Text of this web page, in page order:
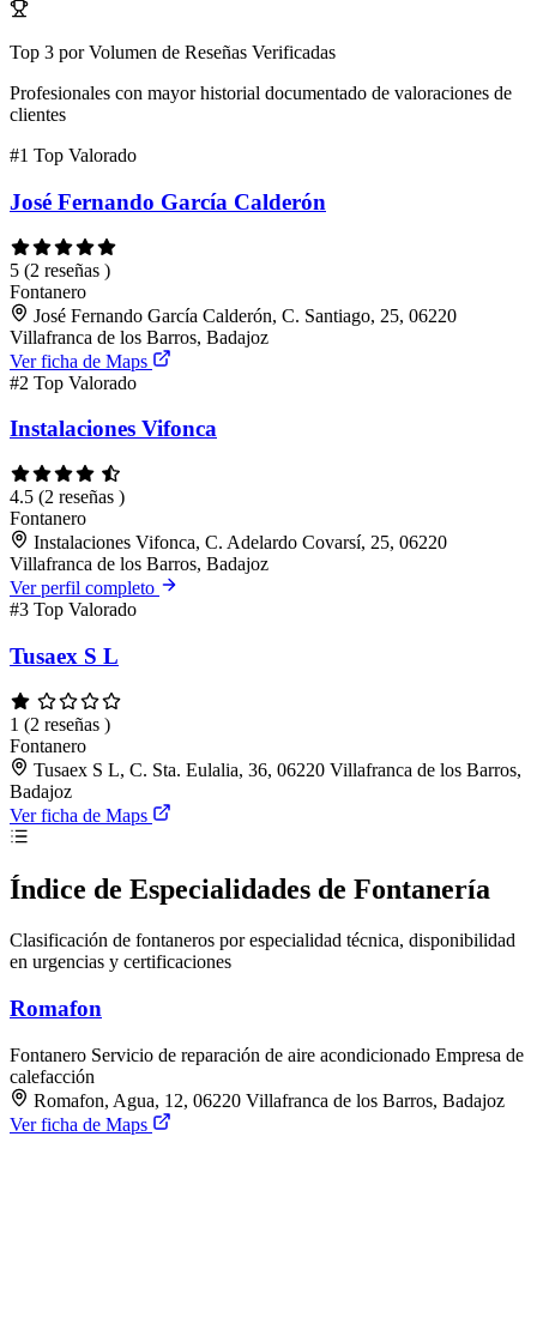
Top 3 por Volumen de Reseñas Verificadas
Profesionales con mayor historial documentado de valoraciones de
clientes
#1 Top Valorado
José Fernando García Calderón
5 (2 reseñas )
Fontanero
José Fernando García Calderón, C. Santiago, 25, 06220
Villafranca de los Barros, Badajoz
Ver ficha de Maps
#2 Top Valorado
Instalaciones Vifonca
4.5 (2 reseñas )
Fontanero
Instalaciones Vifonca, C. Adelardo Covarsí, 25, 06220
Villafranca de los Barros, Badajoz
Ver perfil completo
#3 Top Valorado
Tusaex S L
1 (2 reseñas )
Fontanero
Tusaex S L, C. Sta. Eulalia, 36, 06220 Villafranca de los Barros,
Badajoz
Ver ficha de Maps
Índice de Especialidades de Fontanería
Clasificación de fontaneros por especialidad técnica, disponibilidad
en urgencias y certificaciones
Romafon
Fontanero Servicio de reparación de aire acondicionado Empresa de
calefacción
Romafon, Agua, 12, 06220 Villafranca de los Barros, Badajoz
Ver ficha de Maps